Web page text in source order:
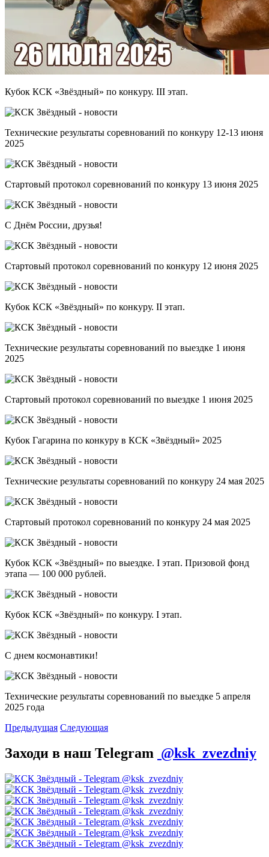
Кубок КСК «Звёздный» по конкуру. III этап.
Технические результаты соревнований по конкуру 12-13 июня
2025
Стартовый протокол соревнований по конкуру 13 июня 2025
С Днём России, друзья!
Стартовый протокол соревнований по конкуру 12 июня 2025
Кубок КСК «Звёздный» по конкуру. II этап.
Технические результаты соревнований по выездке 1 июня
2025
Стартовый протокол соревнований по выездке 1 июня 2025
Кубок Гагарина по конкуру в КСК «Звёздный» 2025
Технические результаты соревнований по конкуру 24 мая 2025
Стартовый протокол соревнований по конкуру 24 мая 2025
Кубок КСК «Звёздный» по выездке. I этап. Призовой фонд
этапа — 100 000 рублей.
Кубок КСК «Звёздный» по конкуру. I этап.
С днем космонавтики!
Технические результаты соревнований по выездке 5 апреля
2025 года
Предыдущая Следующая
Заходи в наш Telegram @ksk_zvezdniy